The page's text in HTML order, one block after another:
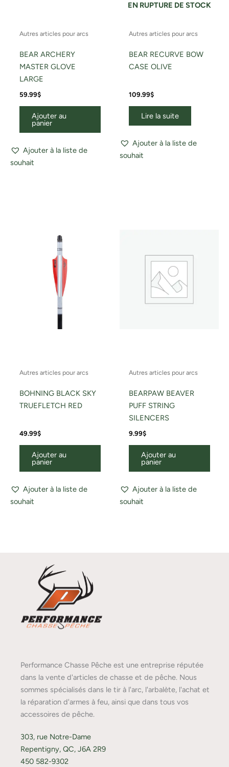
Autres articles pour arcs
BEAR ARCHERY
MASTER GLOVE
LARGE
59.99$
Ajouter au
panier
Ajouter à la liste de
souhait
EN RUPTURE DE STOCK
Autres articles pour arcs
BEAR RECURVE BOW
CASE OLIVE
109.99$
Lire la suite
Ajouter à la liste de
souhait
Autres articles pour arcs
BOHNING BLACK SKY
TRUEFLETCH RED
49.99$
Ajouter au
panier
Ajouter à la liste de
souhait
Autres articles pour arcs
BEARPAW BEAVER
PUFF STRING
SILENCERS
9.99$
Ajouter au
panier
Ajouter à la liste de
souhait
Performance Chasse Pêche est une entreprise réputée
dans la vente d'articles de chasse et de pêche. Nous
sommes spécialisés dans le tir à l'arc, l'arbalète, l'achat et
la réparation d'armes à feu, ainsi que dans tous vos
accessoires de pêche.
303, rue Notre-Dame
Repentigny, QC, J6A 2R9
450 582-9302